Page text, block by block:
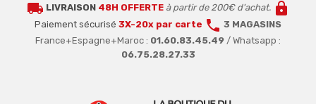
local_shipping LIVRAISON 48H OFFERTE à partir de 200€ d'achat. lock
Paiement sécurisé 3X-20x par carte call 3 MAGASINS
France+Espagne+Maroc : 01.60.83.45.49 / Whatsapp :
06.75.28.27.33